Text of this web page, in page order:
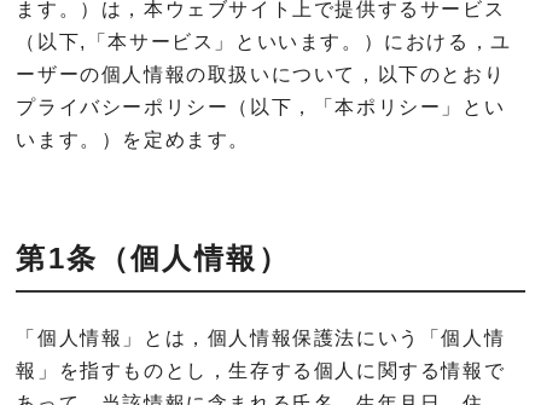
ます。）は，本ウェブサイト上で提供するサービス
（以下,「本サービス」といいます。）における，ユ
ーザーの個人情報の取扱いについて，以下のとおり
プライバシーポリシー（以下，「本ポリシー」とい
います。）を定めます。
第1条（個人情報）
「個人情報」とは，個人情報保護法にいう「個人情
報」を指すものとし，生存する個人に関する情報で